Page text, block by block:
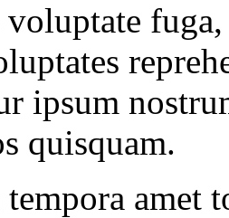
ipsum
quisquam.
amet